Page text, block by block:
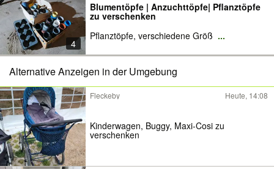
4
Blumentöpfe | Anzuchttöpfe| Pflanztöpfe
zu verschenken
Pflanztöpfe, verschiedene Größ ...
Alternative Anzeigen in der Umgebung
Fleckeby Heute, 14:08
Kinderwagen, Buggy, Maxi-Cosi zu
verschenken